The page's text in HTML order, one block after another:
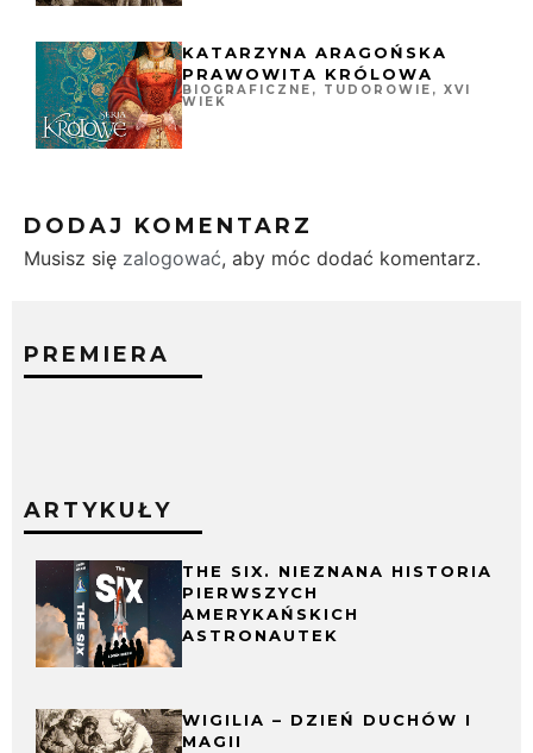
KATARZYNA ARAGOŃSKA
PRAWOWITA KRÓLOWA
BIOGRAFICZNE , TUDOROWIE , XVI
WIEK
DODAJ KOMENTARZ
Musisz się zalogować, aby móc dodać komentarz.
PREMIERA
ARTYKUŁY
THE SIX. NIEZNANA HISTORIA
PIERWSZYCH
AMERYKAŃSKICH
ASTRONAUTEK
WIGILIA – DZIEŃ DUCHÓW I
MAGII